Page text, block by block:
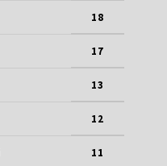
18
17
13
12
11